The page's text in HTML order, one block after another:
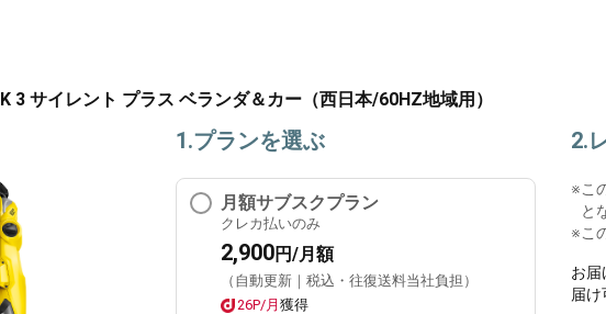
3 サイレント プラス ベランダ＆カー（西日本/60HZ地域用）
1.プランを選ぶ
月額サブスクプラン
クレカ払いのみ
2,900円/月額
（自動更新｜税込・往復送料当社負担）
26P/月 獲得
2.
※こ
と
※こ
お届
届